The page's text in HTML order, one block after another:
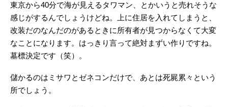
東京から40分で海が見えるタワマン、とかいうと売れそうな
感じがするんでしょうけどね。上に住居を入れてしまうと、
改装だのなんだのがあるときに所有者が見つからなくて大変
なことになります。はっきり言って絶対まずい作りですね。
墓標決定です（笑）。
儲かるのはミサワとゼネコンだけで、あとは死屍累々という
所でしょう。